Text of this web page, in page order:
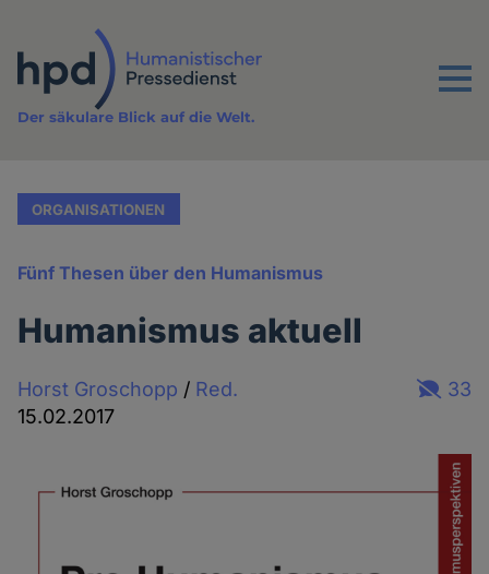
Inhalt
Menu
Der säkulare Blick auf die Welt.
ORGANISATIONEN
Fünf Thesen über den Humanismus
Humanismus aktuell
Horst Groschopp / Red.
15.02.2017
33